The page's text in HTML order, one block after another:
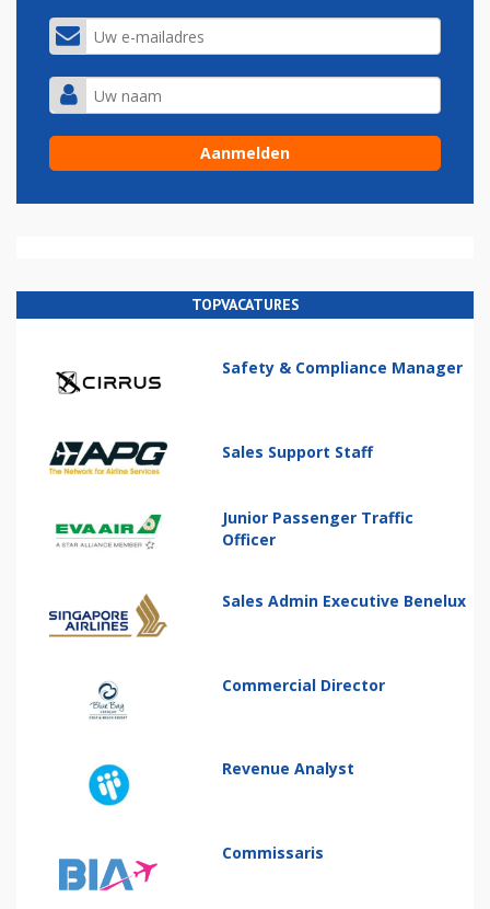
TOPVACATURES
Safety & Compliance Manager
Sales Support Staff
Junior Passenger Traffic
Officer
Sales Admin Executive Benelux
Commercial Director
Revenue Analyst
Commissaris